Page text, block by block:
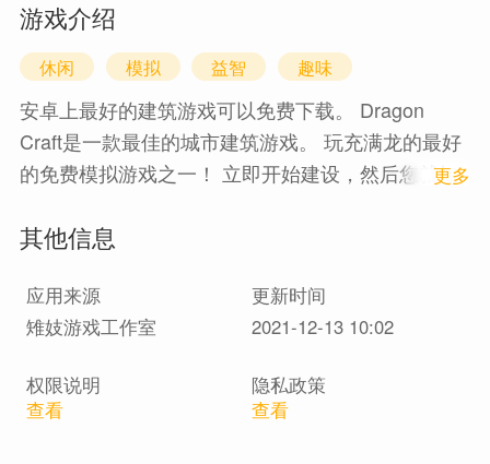
游戏介绍
休闲 模拟 益智 趣味
安卓上最好的建筑游戏可以免费下载。 Dragon
Craft是一款最佳的城市建筑游戏。 玩充满龙的最好
的免费模拟游戏之一！ 立即开始建设，然后您就知
人，《龙腾飞船》对整个家庭都是完全免费的。
1 更多
其他信息
应用来源
更新时间
雉妓游戏工作室
2021-12-13 10:02
权限说明
查看
隐私政策
查看